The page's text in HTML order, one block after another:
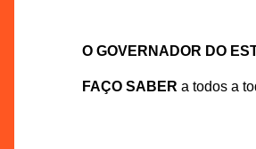
O GOVERNADOR DO
FAÇO SABER a todos a